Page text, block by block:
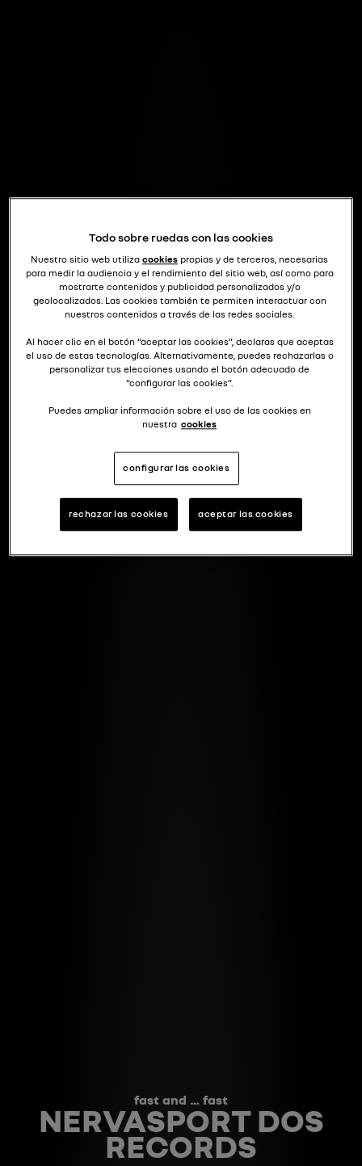
fast and … fast
NERVASPORT DOS
RECORDS
Todo sobre ruedas con las cookies
Nuestro sitio web utiliza cookies propias y de terceros, necesarias
para medir la audiencia y el rendimiento del sitio web, así como para
mostrarte contenidos y publicidad personalizados y/o
geolocalizados. Las cookies también te permiten interactuar con
nuestros contenidos a través de las redes sociales.
Al hacer clic en el botón “aceptar las cookies”, declaras que aceptas
el uso de estas tecnologías. Alternativamente, puedes rechazarlas o
personalizar tus elecciones usando el botón adecuado de
“configurar las cookies”.
Puedes ampliar información sobre el uso de las cookies en
nuestra cookies
configurar las cookies
rechazar las cookies aceptar las cookies